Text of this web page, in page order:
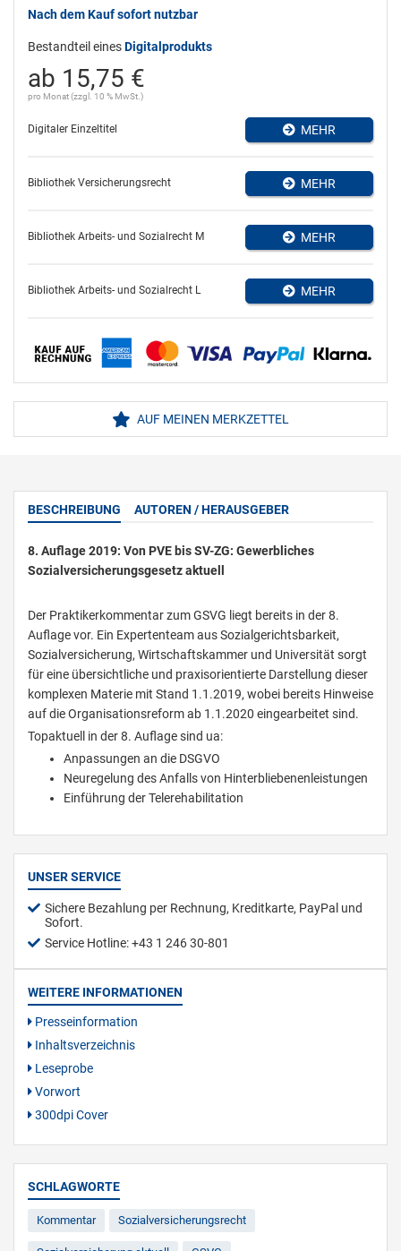
Nach dem Kauf sofort nutzbar
Bestandteil einesDigitalprodukts
ab 15,75 €
pro Monat (zzgl. 10 % MwSt.)
Digitaler Einzeltitel MEHR
Bibliothek Versicherungsrecht MEHR
Bibliothek Arbeits- und Sozialrecht M MEHR
Bibliothek Arbeits- und Sozialrecht L MEHR
AUF MEINEN MERKZETTEL
BESCHREIBUNG AUTOREN / HERAUSGEBER
8. Auflage 2019: Von PVE bis SV-ZG: Gewerbliches
Sozialversicherungsgesetz aktuell
Der Praktikerkommentar zum GSVG liegt bereits in der 8.
Auflage vor. Ein Expertenteam aus Sozialgerichtsbarkeit,
Sozialversicherung, Wirtschaftskammer und Universität sorgt
für eine übersichtliche und praxisorientierte Darstellung dieser
komplexen Materie mit Stand 1.1.2019, wobei bereits Hinweise
auf die Organisationsreform ab 1.1.2020 eingearbeitet sind.
Topaktuell in der 8. Auflage sind ua:
Anpassungen an die DSGVO
Neuregelung des Anfalls von Hinterbliebenenleistungen
Einführung der Telerehabilitation
UNSER SERVICE
Sichere Bezahlung per Rechnung, Kreditkarte, PayPal und
Sofort.
Service Hotline: +43 1 246 30-801
WEITERE INFORMATIONEN
Presseinformation
Inhaltsverzeichnis
Leseprobe
Vorwort
300dpi Cover
SCHLAGWORTE
Kommentar Sozialversicherungsrecht